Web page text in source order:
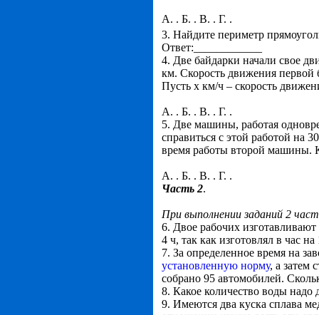
А. . Б. . В. . Г. .
3. Найдите периметр
Ответ:____________
4. Две байдарки начали свое
км. Скорость движения первой
Пусть х км/ч – скорость
А. . Б. . В. . Г. .
5. Две машины, работая
справиться с этой работой на
время работы второй машины.
А. . Б. . В. . Г. .
Часть 2.
При выполнении заданий 2
6. Двое рабочих
4 ч, так как изготовлял в час
7. За определенное время на
установленную норму, а затем
собрано 95 автомобилей.
8. Какое количество воды надо
9. Имеются два куска сплава